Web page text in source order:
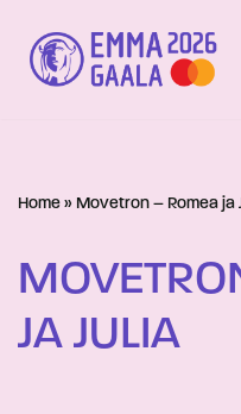
Siirry
suoraan
Home » Movetron – Romea ja
JA JULIA